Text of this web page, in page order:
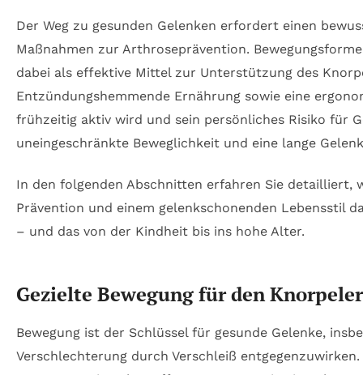
Der Weg zu gesunden Gelenken erfordert einen
Maßnahmen zur Arthroseprävention.
dabei als effektive Mittel zur Unterstützung des
Entzündungshemmende Ernährung sowie eine
frühzeitig aktiv wird und sein persönliches Risiko für
uneingeschränkte Beweglichkeit und eine lange
In den folgenden Abschnitten erfahren Sie detailliert,
Prävention und einem gelenkschonenden Lebensstil
– und das von der Kindheit bis ins hohe Alter.
Gezielte Bewegung für den
Bewegung ist der Schlüssel für gesunde Gelenke,
Verschlechterung durch Verschleiß